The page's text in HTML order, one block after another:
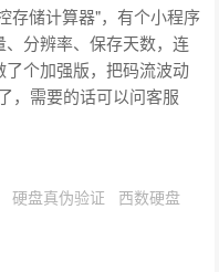
存储计算器"，有个小程序
分辨率、保存天数，连
个加强版，把码流波动
，需要的话可以问客服
硬盘真伪验证 西数硬盘